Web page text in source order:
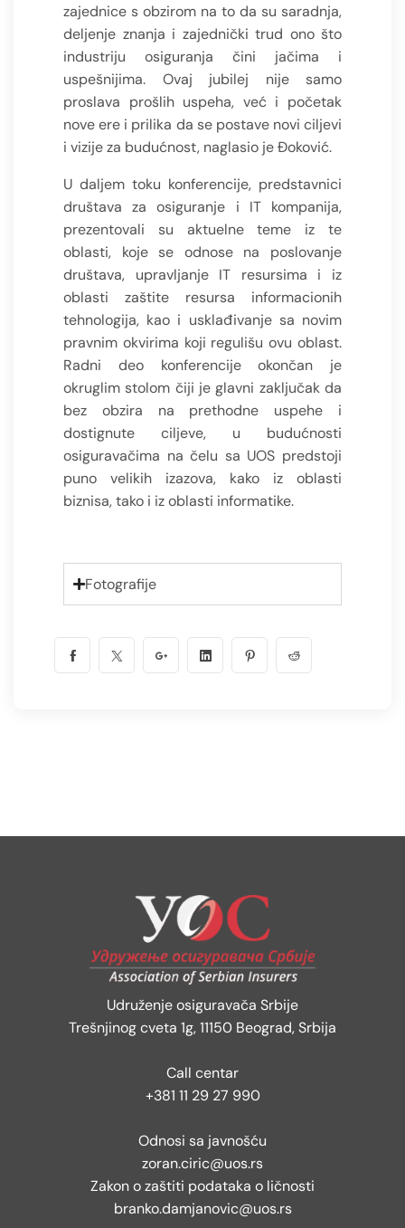
zajednice s obzirom na to da su saradnja,
deljenje znanja i zajednički trud ono što
industriju osiguranja čini jačima i
uspešnijima. Ovaj jubilej nije samo
proslava prošlih uspeha, već i početak
nove ere i prilika da se postave novi ciljevi
i vizije za budućnost, naglasio je Đoković.
U daljem toku konferencije, predstavnici
društava za osiguranje i IT kompanija,
prezentovali su aktuelne teme iz te
oblasti, koje se odnose na poslovanje
društava, upravljanje IT resursima i iz
oblasti zaštite resursa informacionih
tehnologija, kao i usklađivanje sa novim
pravnim okvirima koji regulišu ovu oblast.
Radni deo konferencije okončan je
okruglim stolom čiji je glavni zaključak da
bez obzira na prethodne uspehe i
dostignute ciljeve, u budućnosti
osiguravačima na čelu sa UOS predstoji
puno velikih izazova, kako iz oblasti
biznisa, tako i iz oblasti informatike.
Fotografije
Udruženje osiguravača Srbije
Trešnjinog cveta 1g, 11150 Beograd, Srbija
Call centar
+381 11 29 27 990
Odnosi sa javnošću
zoran.ciric@uos.rs
Zakon o zaštiti podataka o ličnosti
branko.damjanovic@uos.rs